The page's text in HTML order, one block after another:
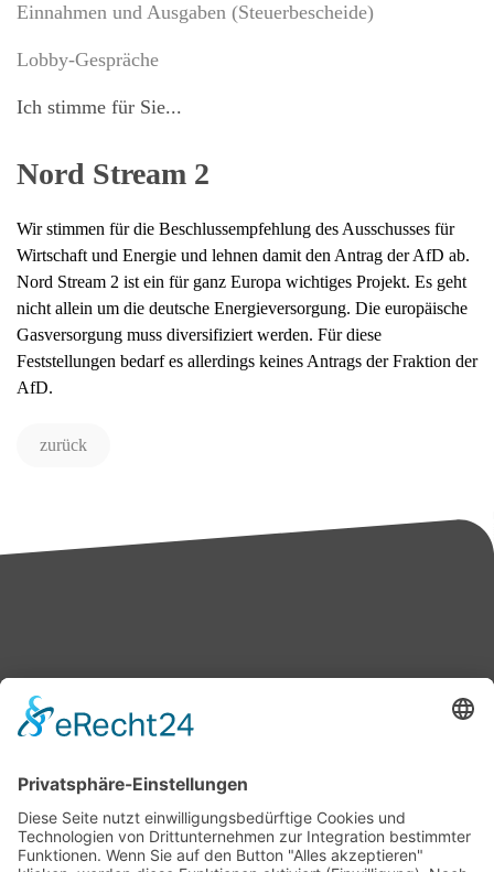
Einnahmen und Ausgaben (Steuerbescheide)
Lobby-Gespräche
Ich stimme für Sie...
Nord Stream 2
Wir stimmen für die Beschlussempfehlung des Ausschusses für
Wirtschaft und Energie und lehnen damit den Antrag der AfD ab.
Nord Stream 2 ist ein für ganz Europa wichtiges Projekt. Es geht
nicht allein um die deutsche Energieversorgung. Die europäische
Gasversorgung muss diversifiziert werden. Für diese
Feststellungen bedarf es allerdings keines Antrags der Fraktion der
AfD.
zurück
Bärbel Bas
Presse & Downloads
Pressemitteilungen